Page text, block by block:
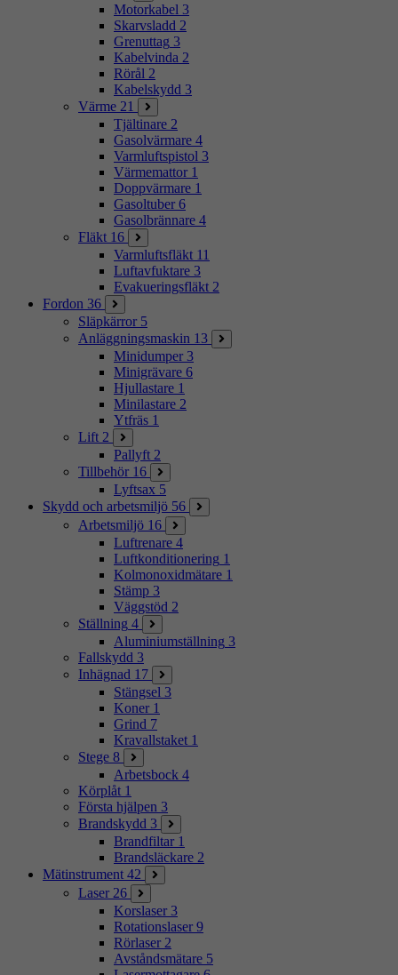
Motorkabel 3
Skarvsladd 2
Grenuttag 3
Kabelvinda 2
Rörål 2
Kabelskydd 3
Värme 21
Tjältinare 2
Gasolvärmare 4
Varmluftspistol 3
Värmemattor 1
Doppvärmare 1
Gasoltuber 6
Gasolbrännare 4
Fläkt 16
Varmluftsfläkt 11
Luftavfuktare 3
Evakueringsfläkt 2
Fordon 36
Släpkärror 5
Anläggningsmaskin 13
Minidumper 3
Minigrävare 6
Hjullastare 1
Minilastare 2
Ytfräs 1
Lift 2
Pallyft 2
Tillbehör 16
Lyftsax 5
Skydd och arbetsmiljö 56
Arbetsmiljö 16
Luftrenare 4
Luftkonditionering 1
Kolmonoxidmätare 1
Stämp 3
Väggstöd 2
Ställning 4
Aluminiumställning 3
Fallskydd 3
Inhägnad 17
Stängsel 3
Koner 1
Grind 7
Kravallstaket 1
Stege 8
Arbetsbock 4
Körplåt 1
Första hjälpen 3
Brandskydd 3
Brandfiltar 1
Brandsläckare 2
Mätinstrument 42
Laser 26
Korslaser 3
Rotationslaser 9
Rörlaser 2
Avståndsmätare 5